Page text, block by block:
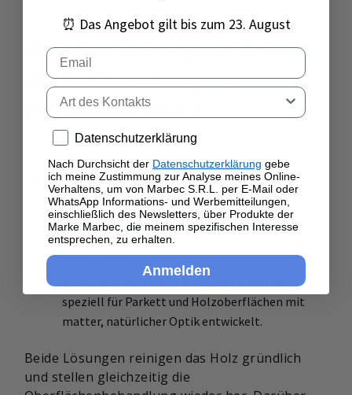
Welches Set eignet sich für
die Aufbereitung von
lackiertem Holz?
Für das bestmögliche Ergebnis sollten Sie das
passende Pflegeset entsprechend der
vorhandenen Oberflächenbehandlung Ihres
Parketts auswählen.
KIT RECUPERO LEGNO VERNICIATO LUCIDO: ideal
für Parkett und andere lackierte Holzoberflächen
mit glänzendem Finish.
speziell für Parkett und Holzoberflächen mit
matter, natürlicher Optik entwickelt.
Beide Lösungen reinigen das Holz gründlich
und stellen gleichzeitig die
⏰ Das Angebot gilt bis zum 23. August
Email
Tipo di contatto
Privacy policy
Datenschutzerklärung
Nach Durchsicht der Datenschutzerklärung gebe
ich meine Zustimmung zur Analyse meines Online-
Verhaltens, um von Marbec S.R.L. per E-Mail oder
WhatsApp Informations- und Werbemitteilungen,
einschließlich des Newsletters, über Produkte der
Marke Marbec, die meinem spezifischen Interesse
entsprechen, zu erhalten.
Anmelden